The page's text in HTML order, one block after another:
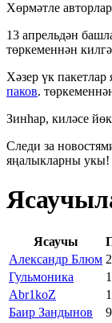
Хөрмәтле
13 апрельдән
төркеменнән
Хәзер үк пакетлар
паков.
Зинһар, киләсе
Следи за
яңалыкларны укы!
Ясаучы
Александр Блюм
Гульмоника
Abr1koZ
Баир Зандынов